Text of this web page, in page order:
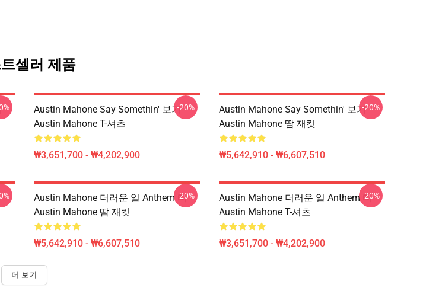
셀러 제품
Austin Mahone Say Somethin' 보기
Austin Mahone T-셔츠
₩3,651,700 - ₩4,202,900
-20%
Austin Mahone Say Somethin' 보기
Austin Mahone 땀 재킷
₩5,642,910 - ₩6,607,510
-20%
Austin Mahone 더러운 일 Anthem 티
Austin Mahone 땀 재킷
₩5,642,910 - ₩6,607,510
-20%
Austin Mahone 더러운 일 Anthem 티
Austin Mahone T-셔츠
₩3,651,700 - ₩4,202,900
-20%
더 보기